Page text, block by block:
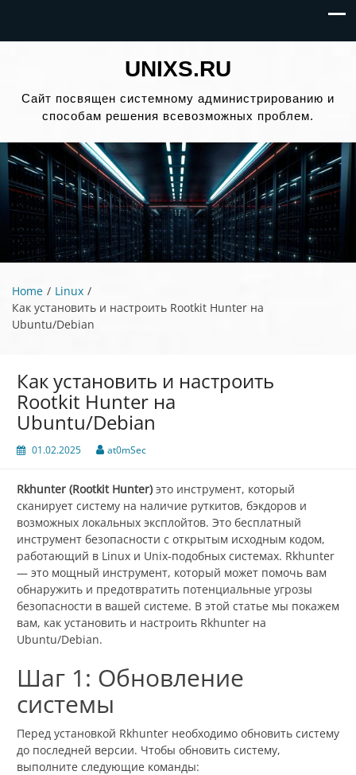
UNIXS.RU
Сайт посвящен системному администрированию и
способам решения всевозможных проблем.
Home
Linux
Как установить и настроить Rootkit Hunter на
Ubuntu/Debian
Как установить и настроить
Rootkit Hunter на
Ubuntu/Debian
01.02.2025 at0mSec
Rkhunter (Rootkit Hunter) это инструмент, который
сканирует систему на наличие руткитов, бэкдоров и
возможных локальных эксплойтов. Это бесплатный
инструмент безопасности с открытым исходным кодом,
работающий в Linux и Unix-подобных системах. Rkhunter
— это мощный инструмент, который может помочь вам
обнаружить и предотвратить потенциальные угрозы
безопасности в вашей системе. В этой статье мы покажем
вам, как установить и настроить Rkhunter на
Ubuntu/Debian.
Шаг 1: Обновление
системы
Перед установкой Rkhunter необходимо обновить систему
до последней версии. Чтобы обновить систему,
выполните следующие команды: